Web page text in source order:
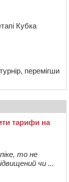
Кубка
перемігши
тарифи на
то не
чи ...